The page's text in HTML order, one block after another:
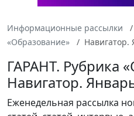
Информационные рассылки
«Образование»
Навигатор.
ГАРАНТ. Рубрика
Навигатор.
Еженедельная рассылка